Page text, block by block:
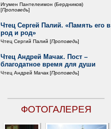
Игумен Пантелеимон (Бердников)
[Проповедь]
Чтец Сергей Палий. «Память его в
род и род»
Чтец Сергий Палий [Проповедь]
Чтец Андрей Мачак. Пост –
благодатное время для души
Чтец Андрей Мачак [Проповедь]
ФОТОГАЛЕРЕЯ